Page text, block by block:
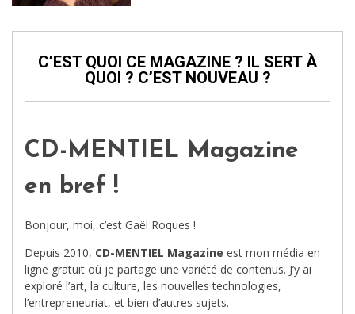
C’EST QUOI CE MAGAZINE ? IL SERT À
QUOI ? C’EST NOUVEAU ?
CD-MENTIEL Magazine
en bref !
Bonjour, moi, c’est Gaël Roques !
Depuis 2010, CD-MENTIEL Magazine est mon média en
ligne gratuit où je partage une variété de contenus. J’y ai
exploré l’art, la culture, les nouvelles technologies,
l’entrepreneuriat, et bien d’autres sujets.